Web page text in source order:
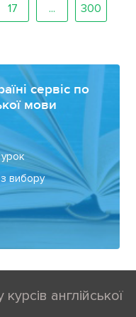
17 ... 300
сервіс по
мови
вибору
англійської